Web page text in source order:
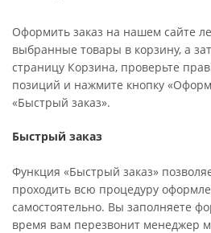
Оформить заказ на нашем сайте
выбранные товары в корзину, а
страницу Корзина, проверьте
позиций и нажмите кнопку
«Быстрый заказ».
Быстрый заказ
Функция «Быстрый заказ»
проходить всю процедуру
самостоятельно. Вы заполняете
время вам перезвонит менеджер